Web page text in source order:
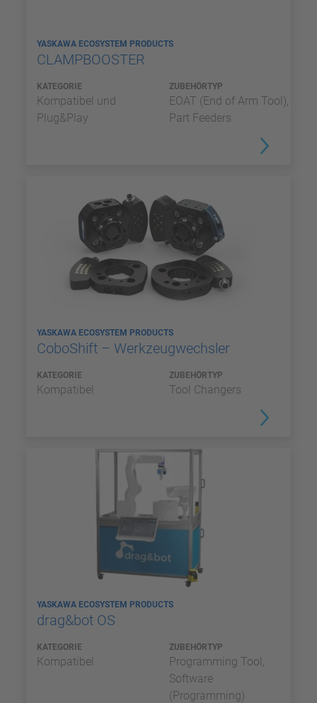
YASKAWA ECOSYSTEM PRODUCTS
CLAMPBOOSTER
KATEGORIE
Kompatibel und
Plug&Play
ZUBEHÖRTYP
EOAT (End of Arm Tool),
Part Feeders
YASKAWA ECOSYSTEM PRODUCTS
CoboShift – Werkzeugwechsler
KATEGORIE
Kompatibel
ZUBEHÖRTYP
Tool Changers
YASKAWA ECOSYSTEM PRODUCTS
drag&bot OS
KATEGORIE
Kompatibel
ZUBEHÖRTYP
Programming Tool,
Software
(Programming)